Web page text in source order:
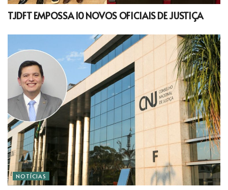
TJDFT EMPOSSA 10 NOVOS OFICIAIS DE JUSTIÇA
NOTÍCIAS